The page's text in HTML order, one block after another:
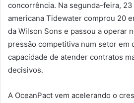
concorrência. Na segunda-feira,
americana Tidewater comprou 20
da Wilson Sons e passou a operar
pressão competitiva num setor em
capacidade de atender contratos
decisivos.
A OceanPact vem acelerando o